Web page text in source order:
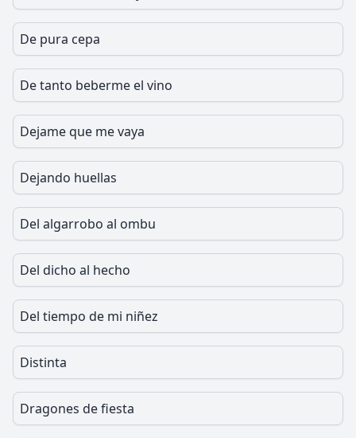
De pura cepa
De tanto beberme el vino
Dejame que me vaya
Dejando huellas
Del algarrobo al ombu
Del dicho al hecho
Del tiempo de mi niñez
Distinta
Dragones de fiesta